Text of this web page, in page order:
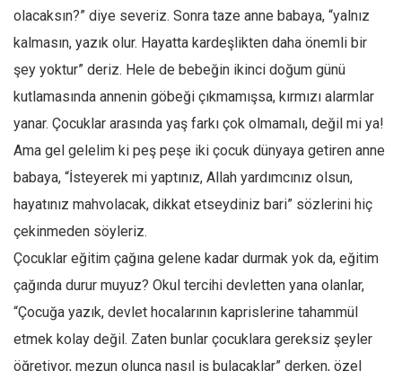
olacaksın?” diye severiz. Sonra taze anne babaya, “yalnız
kalmasın, yazık olur. Hayatta kardeşlikten daha önemli bir
şey yoktur” deriz. Hele de bebeğin ikinci doğum günü
kutlamasında annenin göbeği çıkmamışsa, kırmızı alarmlar
yanar. Çocuklar arasında yaş farkı çok olmamalı, değil mi ya!
Ama gel gelelim ki peş peşe iki çocuk dünyaya getiren anne
babaya, “İsteyerek mi yaptınız, Allah yardımcınız olsun,
hayatınız mahvolacak, dikkat etseydiniz bari” sözlerini hiç
çekinmeden söyleriz.
Çocuklar eğitim çağına gelene kadar durmak yok da, eğitim
çağında durur muyuz? Okul tercihi devletten yana olanlar,
“Çocuğa yazık, devlet hocalarının kaprislerine tahammül
etmek kolay değil. Zaten bunlar çocuklara gereksiz şeyler
öğretiyor, mezun olunca nasıl iş bulacaklar” derken, özel